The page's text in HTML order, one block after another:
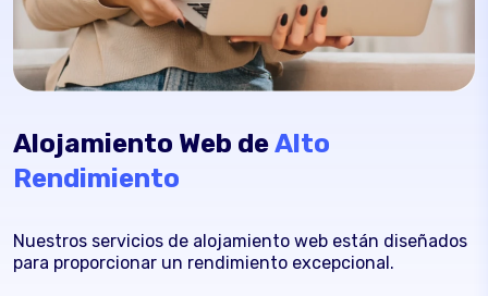
Alojamiento Web deAlto
Rendimiento
Nuestros servicios de alojamiento web están diseñados
para proporcionar un rendimiento excepcional.